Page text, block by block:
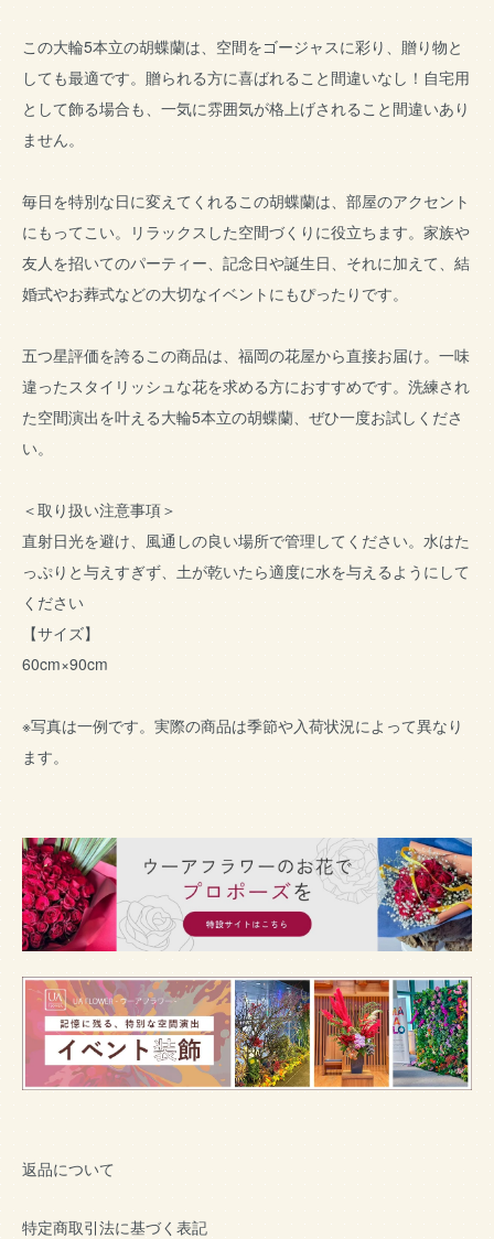
この大輪5本立の胡蝶蘭は、空間をゴージャスに彩り、贈り物と
しても最適です。贈られる方に喜ばれること間違いなし！自宅用
として飾る場合も、一気に雰囲気が格上げされること間違いあり
ません。
毎日を特別な日に変えてくれるこの胡蝶蘭は、部屋のアクセント
にもってこい。リラックスした空間づくりに役立ちます。家族や
友人を招いてのパーティー、記念日や誕生日、それに加えて、結
婚式やお葬式などの大切なイベントにもぴったりです。
五つ星評価を誇るこの商品は、福岡の花屋から直接お届け。一味
違ったスタイリッシュな花を求める方におすすめです。洗練され
た空間演出を叶える大輪5本立の胡蝶蘭、ぜひ一度お試しくださ
い。
＜取り扱い注意事項＞
直射日光を避け、風通しの良い場所で管理してください。水はた
っぷりと与えすぎず、土が乾いたら適度に水を与えるようにして
ください
【サイズ】
60cm×90cm
※写真は一例です。実際の商品は季節や入荷状況によって異なり
ます。
返品について
特定商取引法に基づく表記